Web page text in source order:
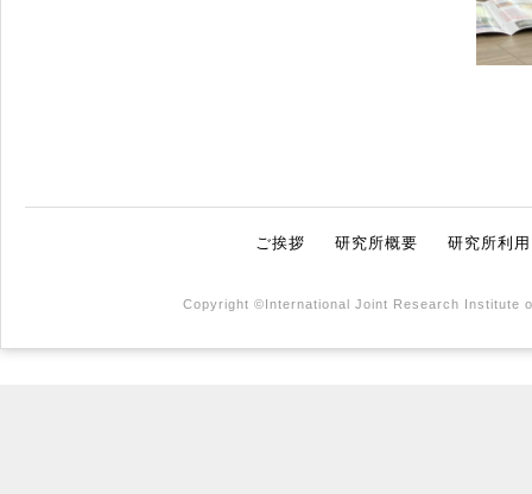
ご挨拶 研究所概要 研究所利
Copyright ©International Joint Research Institute